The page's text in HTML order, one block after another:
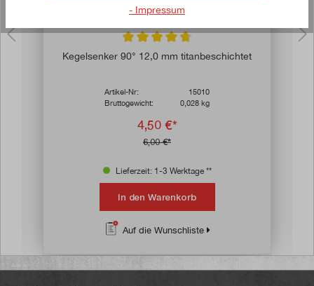
4.9 von 5 Sternen Durchschnittliche Bewertung von 4.8 von
Kegelsenker 90° 12,0 mm titanbeschichtet
Artikel-Nr:
15010
Bruttogewicht:
0,028 kg
4,50 €*
6,00 €*
Lieferzeit: 1-3 Werktage **
In den Warenkorb
Auf die Wunschliste
- Impressum